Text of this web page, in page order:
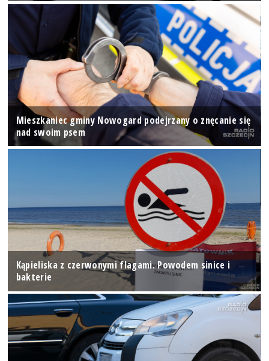
Mieszkaniec gminy Nowogard podejrzany o znęcanie się
nad swoim psem
Kąpieliska z czerwonymi flagami. Powodem sinice i
bakterie